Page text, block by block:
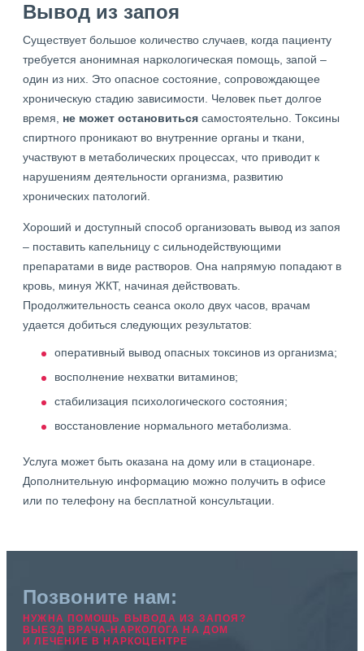
Вывод из запоя
Существует большое количество случаев, когда пациенту
требуется анонимная наркологическая помощь, запой –
один из них. Это опасное состояние, сопровождающее
хроническую стадию зависимости. Человек пьет долгое
время, не может остановиться самостоятельно. Токсины
спиртного проникают во внутренние органы и ткани,
участвуют в метаболических процессах, что приводит к
нарушениям деятельности организма, развитию
хронических патологий.
Хороший и доступный способ организовать вывод из запоя
– поставить капельницу с сильнодействующими
препаратами в виде растворов. Она напрямую попадают в
кровь, минуя ЖКТ, начиная действовать.
Продолжительность сеанса около двух часов, врачам
удается добиться следующих результатов:
оперативный вывод опасных токсинов из организма;
восполнение нехватки витаминов;
стабилизация психологического состояния;
восстановление нормального метаболизма.
Услуга может быть оказана на дому или в стационаре.
Дополнительную информацию можно получить в офисе
или по телефону на бесплатной консультации.
Позвоните нам:
НУЖНА ПОМОЩЬ ВЫВОДА ИЗ ЗАПОЯ?
ВЫЕЗД ВРАЧА-НАРКОЛОГА НА ДОМ
И ЛЕЧЕНИЕ В НАРКОЦЕНТРЕ